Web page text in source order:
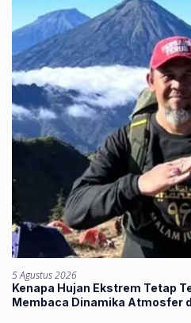
5 Agustus 2026
Kenapa Hujan Ekstrem Tetap
Membaca Dinamika Atmosfer